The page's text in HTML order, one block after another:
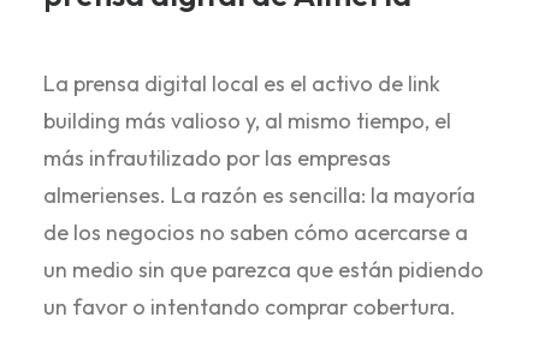
La prensa digital local es el activo de link
building más valioso y, al mismo tiempo, el
más infrautilizado por las empresas
almerienses. La razón es sencilla: la mayoría
de los negocios no saben cómo acercarse a
un medio sin que parezca que están pidiendo
un favor o intentando comprar cobertura.